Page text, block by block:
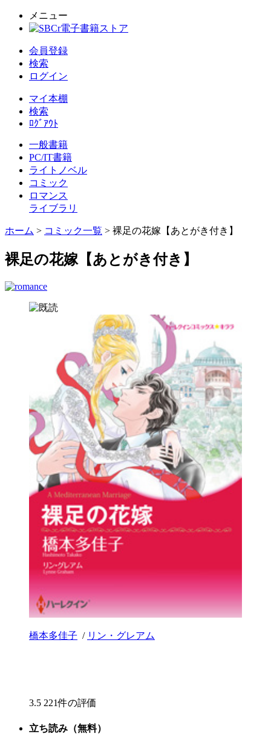
メニュー
会員登録
検索
ログイン
マイ本棚
検索
ﾛｸﾞｱｳﾄ
一般書籍
PC/IT書籍
ライトノベル
コミック
ロマンス
ライブラリ
ホーム > コミック一覧 > 裸足の花嫁【あとがき付き】
裸足の花嫁【あとがき付き】
橋本多佳子 / リン・グレアム
3.5 221件の評価
立ち読み （無料）